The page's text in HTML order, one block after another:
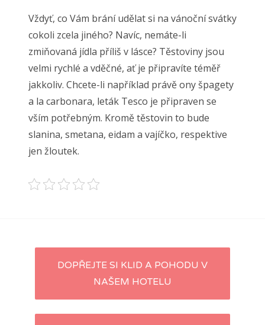
Vždyť, co Vám brání udělat si na vánoční svátky
cokoli zcela jiného? Navíc, nemáte-li
zmiňovaná jídla příliš v lásce? Těstoviny jsou
velmi rychlé a vděčné, ať je připravíte téměř
jakkoliv. Chcete-li například právě ony špagety
a la carbonara, leták Tesco je připraven se
vším potřebným. Kromě těstovin to bude
slanina, smetana, eidam a vajíčko, respektive
jen žloutek.
Navigace
příspěvky
DOPŘEJTE SI KLID A POHODU V
NAŠEM HOTELU